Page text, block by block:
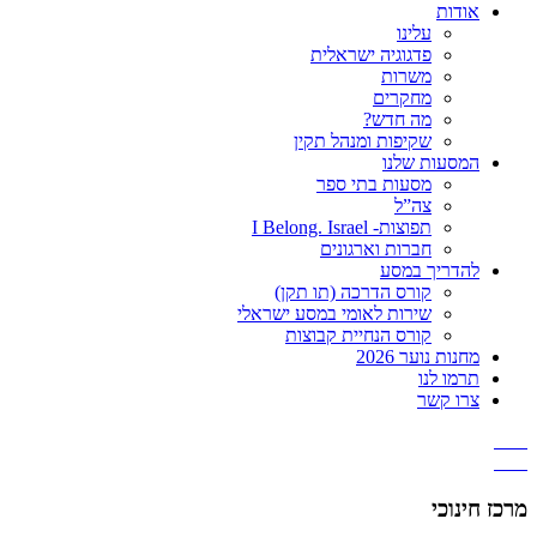
אודות
עלינו
פדגוגיה ישראלית
משרות
מחקרים
מה חדש?
שקיפות ומנהל תקין
המסעות שלנו
מסעות בתי ספר
צה”ל
תפוצות- I Belong. Israel
חברות וארגונים
להדריך במסע
קורס הדרכה (תו תקן)
שירות לאומי במסע ישראלי
קורס הנחיית קבוצות
מחנות נוער 2026
תרמו לנו
צרו קשר
מרכז חינוכי